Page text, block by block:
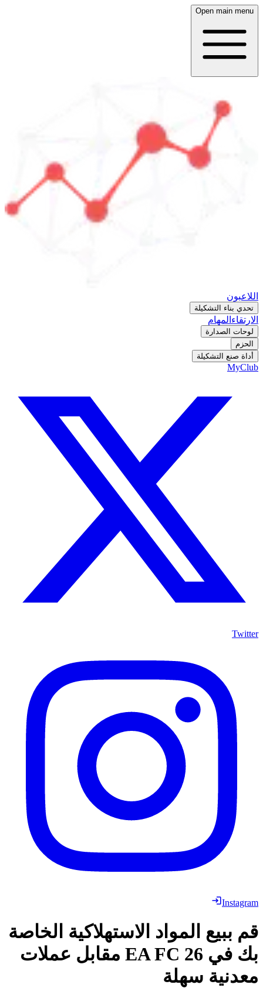
Open main menu
اللاعبون
تحدي بناء التشكيلة
الارتقاء المهام
لوحات الصدارة
الحزم
أداة صنع التشكيلة
MyClub
Twitter
Instagram
قم ببيع المواد الاستهلاكية الخاصة
بك في EA FC 26 مقابل عملات
معدنية سهلة